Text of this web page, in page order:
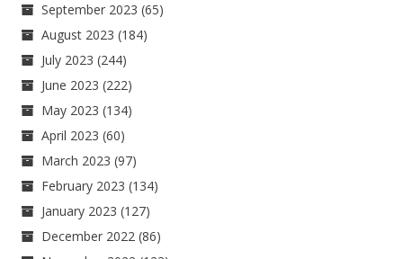
September 2023 (65)
August 2023 (184)
July 2023 (244)
June 2023 (222)
May 2023 (134)
April 2023 (60)
March 2023 (97)
February 2023 (134)
January 2023 (127)
December 2022 (86)